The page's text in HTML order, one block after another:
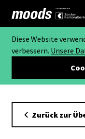
Diese Website
verbessern. Unsere
Zurück zur